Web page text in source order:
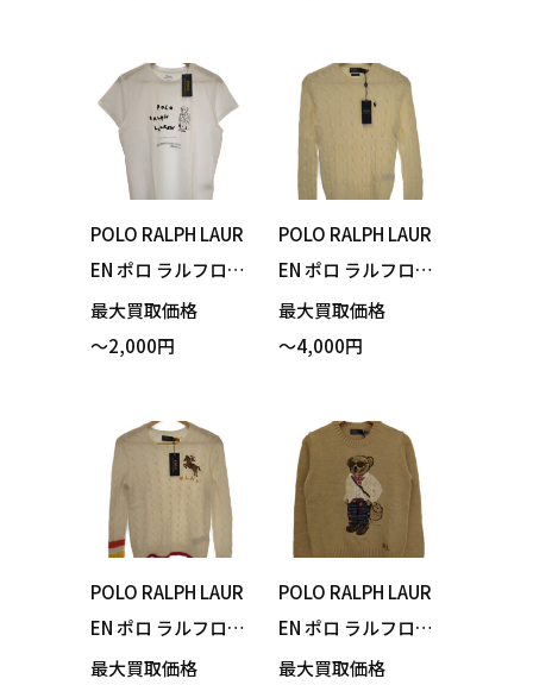
POLO RALPH LAUR
EN ポロ ラルフロー
レン Tシャツ POLO
BEAR ポロベア プ
した！
最大買取価格
～2,000円
POLO RALPH LAUR
EN ポロ ラルフロー
レン セーター ケー
ブル アイボリー S
最大買取価格
～4,000円
POLO RALPH LAUR
EN ポロ ラルフロー
レン セーター RLNY
最大買取価格
POLO RALPH LAUR
EN ポロ ラルフロー
レン セーター ポロ
最大買取価格